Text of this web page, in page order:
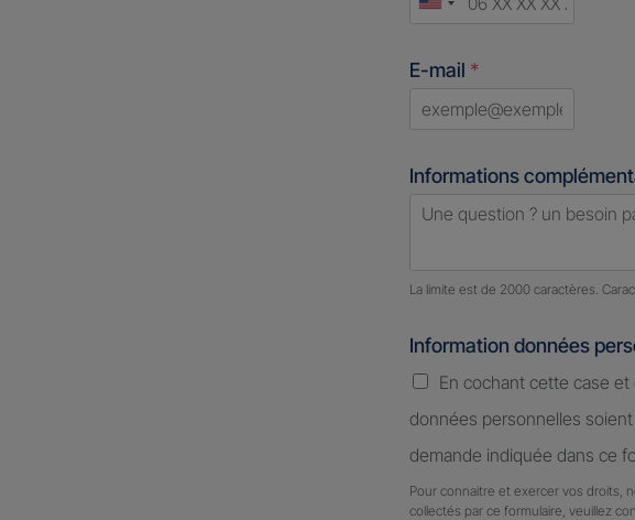
United
E-mail *
Informations
Nombre de caractères
La limite est de 2000 caractères.
Information données
En cochant cette case
données personnelles
demande indiquée dans ce
Pour connaitre et exercer vos droits,
collectés par ce formulaire, veuillez